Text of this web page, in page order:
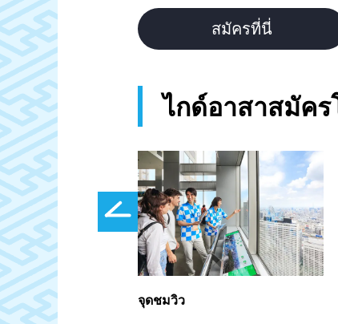
สมัครที่นี่
ไกด์อาสาสมัคร
เมืองและวัดในย่า
จุดชมวิว